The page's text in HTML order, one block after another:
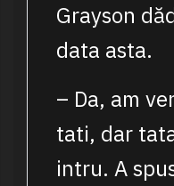
Grayson
data asta.
– Da, am
tati, dar
intru. A